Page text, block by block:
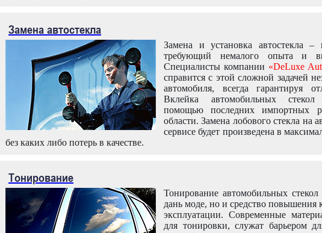
Замена автостекла
Замена и установка автостекла –
требующий немалого опыта и
Специалисты компании «DeLuxe
справится с этой сложной задачей
автомобиля, всегда гарантируя
Вклейка автомобильных
помощью последних импортных
области. Замена лобового стекла на
сервисе будет произведена в
без каких либо потерь в качестве.
Тонирование
Тонирование автомобильных стекол
дань моде, но и средство повышения
эксплуатации. Современные
для тонировки, служат барьером